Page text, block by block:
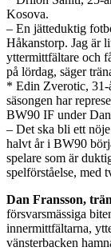
Kosova.
– En jätteduktig
Håkanstorp. Jag är
yttermittfältare och
på lördag, säger
* Edin Zverotic, 31-
säsongen har
BW90 IF under
– Det ska bli ett
halvt år i BW90
spelare som är
spelförståelse, med
Dan Fransson,
försvarsmässiga
innermittfältarna,
vänsterbacken